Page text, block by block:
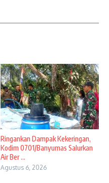
Ringankan Dampak Kekeringan,
Kodim 0701/Banyumas Salurkan
Air Ber ...
Agustus 6, 2026